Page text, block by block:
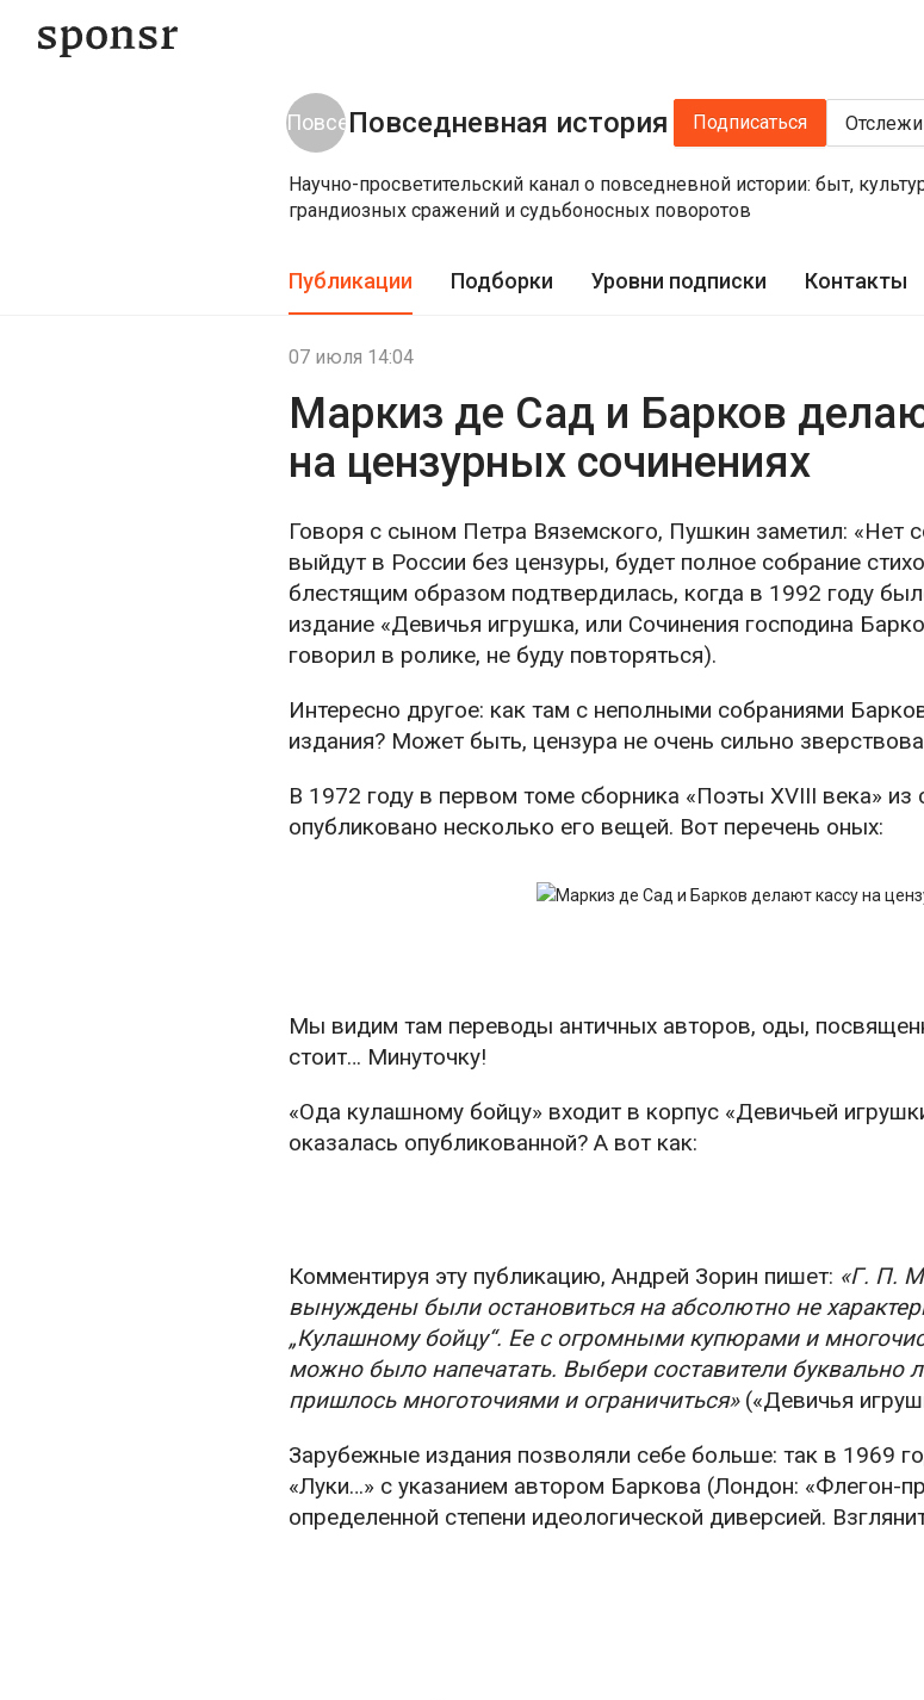
Повседневная история Подписаться
Научно-просветительский канал о повседневной истории: быт,
грандиозных сражений и судьбоносных поворотов
Публикации Подборки Уровни подписки Контакты
07 июля 14:04
Маркиз де Сад и Барков
на цензурных сочинениях
Говоря с сыном Петра Вяземского, Пушкин заметил: «Нет
выйдут в России без цензуры, будет полное собрание
блестящим образом подтвердилась, когда в 1992 году
издание «Девичья игрушка, или Сочинения господина
говорил в ролике, не буду повторяться).
Интересно другое: как там с неполными собраниями
издания? Может быть, цензура не очень сильно
В 1972 году в первом томе сборника «Поэты XVIII века» из
опубликовано несколько его вещей. Вот перечень оных:
Мы видим там переводы античных авторов, оды,
стоит… Минуточку!
«Ода кулашному бойцу» входит в корпус «Девичьей
оказалась опубликованной? А вот как:
Комментируя эту публикацию, Андрей Зорин пишет: «Г. П.
вынуждены были остановиться на абсолютно не
„Кулашному бойцу“. Ее с огромными купюрами и
можно было напечатать. Выбери составители буквально
пришлось многоточиями и ограничиться»(«Девичья
Зарубежные издания позволяли себе больше: так в 1969
«Луки…» с указанием автором Баркова (Лондон: «Флегон-
определенной степени идеологической диверсией.